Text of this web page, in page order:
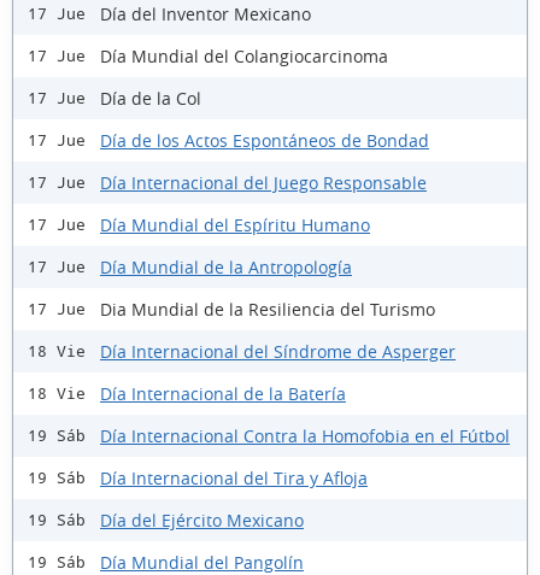
17 Jue Día del Inventor Mexicano
17 Jue Día Mundial del Colangiocarcinoma
17 Jue Día de la Col
17 Jue Día de los Actos Espontáneos de Bondad
17 Jue Día Internacional del Juego Responsable
17 Jue Día Mundial del Espíritu Humano
17 Jue Día Mundial de la Antropología
17 Jue Dia Mundial de la Resiliencia del Turismo
18 Vie Día Internacional del Síndrome de Asperger
18 Vie Día Internacional de la Batería
19 Sáb Día Internacional Contra la Homofobia en el Fútbol
19 Sáb Día Internacional del Tira y Afloja
19 Sáb Día del Ejército Mexicano
19 Sáb Día Mundial del Pangolín